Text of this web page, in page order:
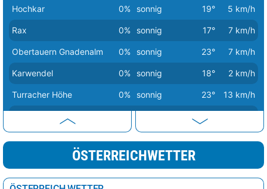
Hochkar 0% sonnig 19° 5 km/h
Rax 0% sonnig 17° 7 km/h
Obertauern Gnadenalm 0% sonnig 23° 7 km/h
Karwendel 0% sonnig 18° 2 km/h
Turracher Höhe 0% sonnig 23° 13 km/h
6°
0% Sprühregen
Hoher Dachstein 0% sonnig 7° 3 km/h
ÖSTERREICHWETTER